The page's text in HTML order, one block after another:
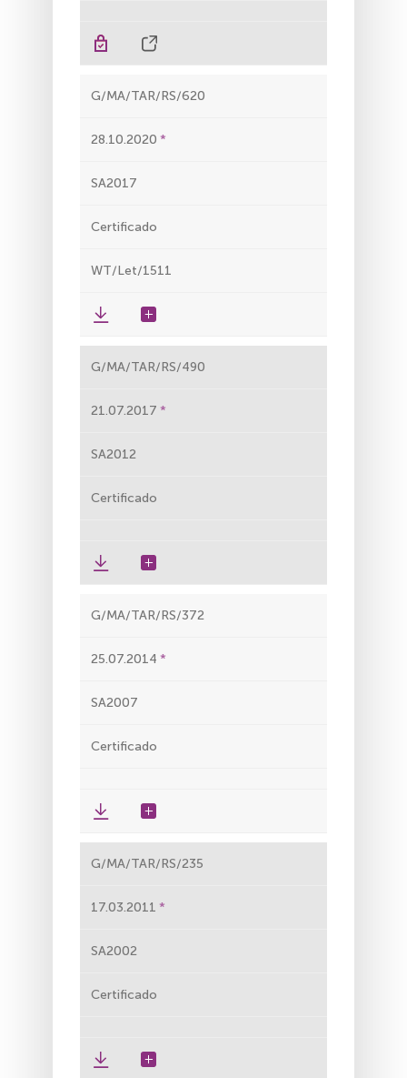
G/MA/TAR/RS/620
28.10.2020
SA2017
Certificado
WT/Let/1511
G/MA/TAR/RS/490
21.07.2017
SA2012
Certificado
G/MA/TAR/RS/372
25.07.2014
SA2007
Certificado
G/MA/TAR/RS/235
17.03.2011
SA2002
Certificado